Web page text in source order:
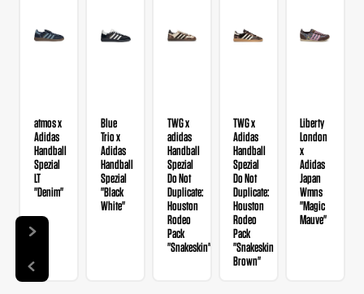
atmos x
Adidas
Handball
Spezial
LT
"Denim"
Blue
Trio x
Adidas
Handball
Spezial
"Black
White"
TWG x
adidas
Handball
Spezial
Do Not
Duplicate:
Houston
Rodeo
Pack
"Snakeskin"
TWG x
Adidas
Handball
Spezial
Do Not
Duplicate:
Houston
Rodeo
Pack
"Snakeskin
Brown"
Liberty
London
x
Adidas
Japan
Wmns
"Magic
Mauve"